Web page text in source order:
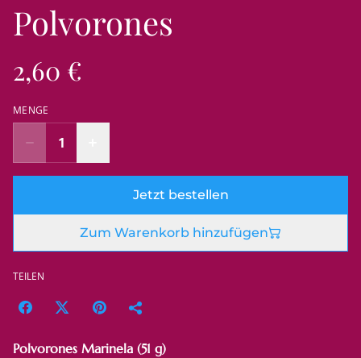
Polvorones
2,60 €
MENGE
Jetzt bestellen
Zum Warenkorb hinzufügen
TEILEN
Polvorones Marinela (51 g)